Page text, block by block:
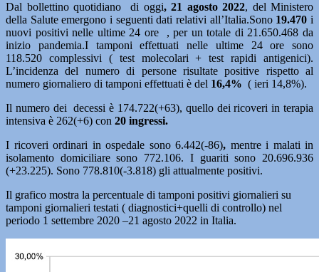
Dal bollettino quotidiano di oggi, 21 agosto 2022, del Ministero
della Salute emergono i seguenti dati relativi all’Italia.Sono19.470i
nuovi positivi nelle ultime 24 ore , per un totale di 21.650.468 da
inizio pandemia.I tamponi effettuati nelle ultime 24 ore sono
118.520 complessivi ( test molecolari + test rapidi antigenici).
L’incidenza del numero di persone risultate positive rispetto al
numero giornaliero di tamponi effettuati è del 16,4% ( ieri 14,8%).
Il numero dei decessi è 174.722(+63), quello dei ricoveri in terapia
intensiva è 262(+6) con 20 ingressi.
I ricoveri ordinari in ospedale sono 6.442(-86), mentre i malati in
isolamento domiciliare sono 772.106. I guariti sono 20.696.936
(+23.225). Sono 778.810(-3.818) gli attualmente positivi.
Il grafico mostra la percentuale di tamponi positivi giornalieri su
tamponi giornalieri testati ( diagnostici+quelli di controllo) nel
periodo 1 settembre 2020 –21 agosto 2022 in Italia.